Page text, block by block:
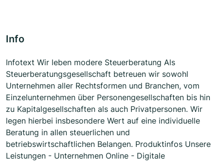
Info
Infotext Wir leben modere Steuerberatung Als
Steuerberatungsgesellschaft betreuen wir sowohl
Unternehmen aller Rechtsformen und Branchen, vom
Einzelunternehmen über Personengesellschaften bis hin
zu Kapitalgesellschaften als auch Privatpersonen. Wir
legen hierbei insbesondere Wert auf eine individuelle
Beratung in allen steuerlichen und
betriebswirtschaftlichen Belangen. Produktinfos Unsere
Leistungen - Unternehmen Online - Digitale